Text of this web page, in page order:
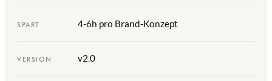
SPART 4-6h pro Brand-Konzept
VERSION v2.0